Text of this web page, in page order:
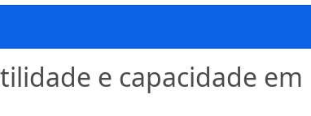
e capacidade em